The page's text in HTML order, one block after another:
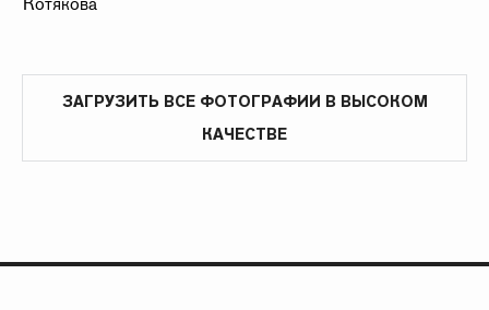
ЗАГРУЗИТЬ ВСЕ ФОТОГРАФИИ В ВЫСОКОМ
КАЧЕСТВЕ